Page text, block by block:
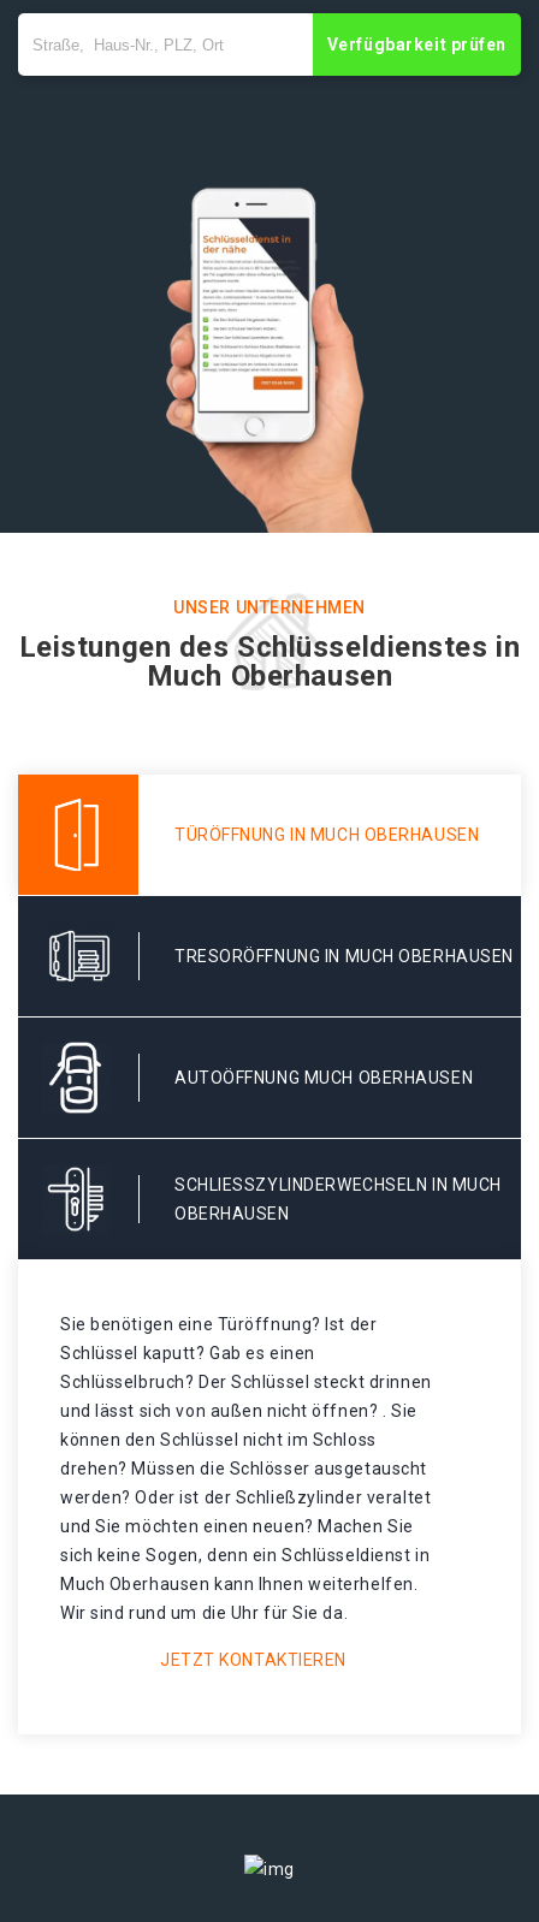
Verfügbarkeit prüfen
UNSER UNTERNEHMEN
Leistungen des Schlüsseldienstes in
Much Oberhausen
TÜRÖFFNUNG IN MUCH OBERHAUSEN
TRESORÖFFNUNG IN MUCH OBERHAUSEN
AUTOÖFFNUNG MUCH OBERHAUSEN
SCHLIESSZYLINDERWECHSELN IN MUCH O
BERHAUSEN
Sie benötigen eine Türöffnung? Ist der
Schlüssel kaputt? Gab es einen
Schlüsselbruch? Der Schlüssel steckt drinnen
und lässt sich von außen nicht öffnen? . Sie
können den Schlüssel nicht im Schloss
drehen? Müssen die Schlösser ausgetauscht
werden? Oder ist der Schließzylinder veraltet
und Sie möchten einen neuen? Machen Sie
sich keine Sogen, denn ein Schlüsseldienst in
Much Oberhausen kann Ihnen weiterhelfen.
Wir sind rund um die Uhr für Sie da.
JETZT KONTAKTIEREN